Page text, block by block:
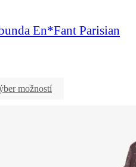
En*Fant Parisian
možností